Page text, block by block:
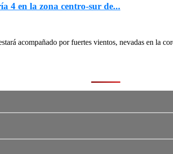
4 en la zona centro-sur de...
acompañado por fuertes vientos, nevadas en la